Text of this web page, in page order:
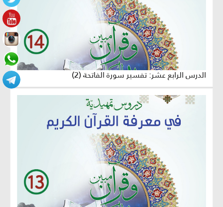
الدرس الرابع عشر: تفسير سورة الفاتحة (2)